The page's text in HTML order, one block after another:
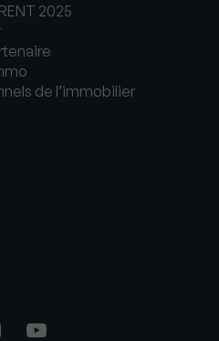
2025
de l’immobilier